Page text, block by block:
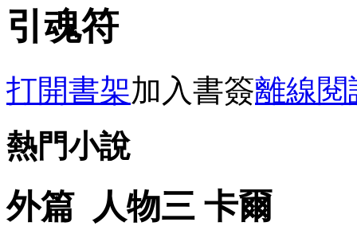
引魂符
打開書架加入書簽離線閱
熱門小說
外篇 人物三 卡爾